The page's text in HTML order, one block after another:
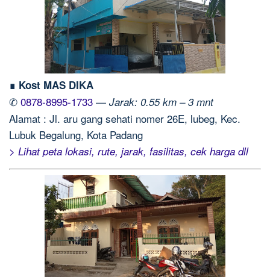
∎ Kost MAS DIKA
✆ 0878-8995-1733 — Jarak: 0.55 km – 3 mnt
Alamat : Jl. aru gang sehati nomer 26E, lubeg, Kec.
Lubuk Begalung, Kota Padang
> Lihat peta lokasi, rute, jarak, fasilitas, cek harga dll